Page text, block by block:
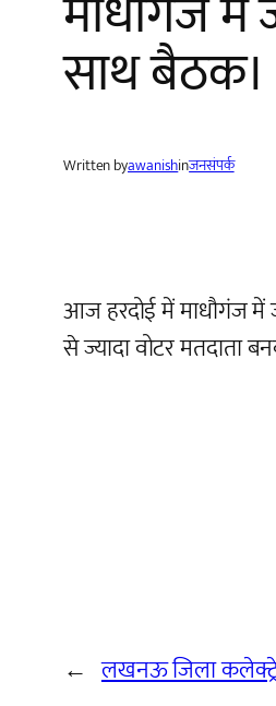
साथ बैठक।
Written byawanishinजनसंपर्क
आज हरदोई में माधौगंज में
से ज्यादा वोटर मतदाता
← लखनऊ जिला